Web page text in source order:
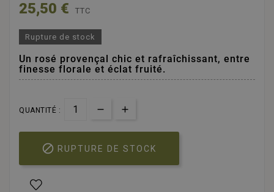
25,50 € TTC
Rupture de stock
Un rosé provençal chic et rafraîchissant, entre
finesse florale et éclat fruité.
QUANTITÉ :
 RUPTURE DE STOCK